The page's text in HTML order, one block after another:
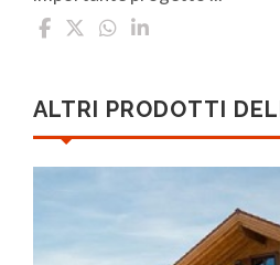
ALTRI PRODOTTI